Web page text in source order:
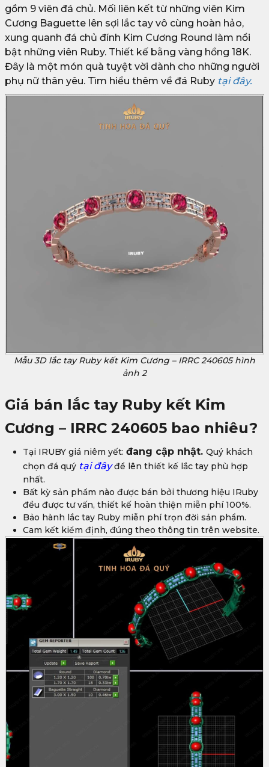
gồm 9 viên đá chủ. Mối liên kết từ những viên Kim
Cương Baguette lên sợi lắc tay vô cùng hoàn hảo,
xung quanh đá chủ đính Kim Cương Round làm nổi
bật những viên Ruby. Thiết kế bằng vàng hồng 18K.
Đây là một món quà tuyệt vời dành cho những người
phụ nữ thân yêu. Tìm hiểu thêm về đá Ruby tại đây.
Mẫu 3D lắc tay Ruby kết Kim Cương – IRRC 240605 hình
ảnh 2
Giá bán lắc tay Ruby kết Kim
Cương – IRRC 240605 bao nhiêu?
Tại IRUBY giá niêm yết: đang cập nhật. Quý khách
chọn đá quý tại đâyđể lên thiết kế lắc tay phù hợp
nhất.
Bất kỳ sản phẩm nào được bán bởi thương hiệu IRuby
đều được tư vấn, thiết kế hoàn thiện miễn phí 100%.
Bảo hành lắc tay Ruby miễn phí trọn đời sản phẩm.
Cam kết kiểm định, đúng theo thông tin trên website.